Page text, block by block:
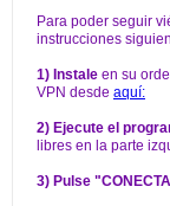
Para poder seguir
instrucciones
1) Instale en su
VPN desde aquí:
2) Ejecute el
libres en la parte
3) Pulse